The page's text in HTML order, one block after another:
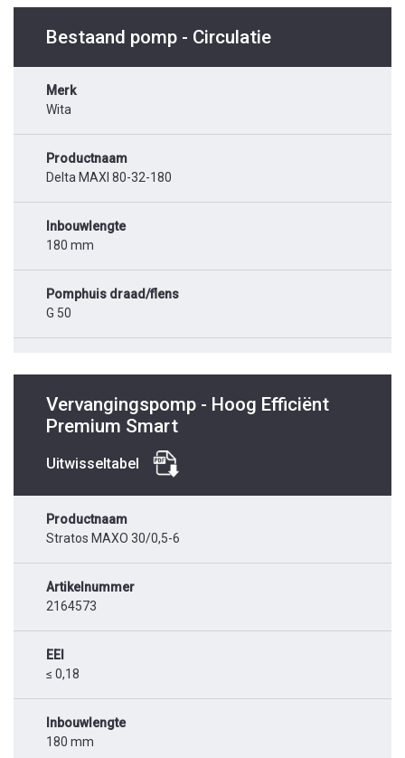
Bestaand pomp - Circulatie
Merk
Wita
Productnaam
Delta MAXI 80-32-180
Inbouwlengte
180 mm
Pomphuis draad/flens
G 50
Vervangingspomp - Hoog Efficiënt
Premium Smart
Uitwisseltabel
Productnaam
Stratos MAXO 30/0,5-6
Artikelnummer
2164573
EEI
≤ 0,18
Inbouwlengte
180 mm